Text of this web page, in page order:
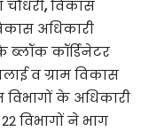
चौधरी,विकास
अधिकारी
कॉर्डिनेटर
व ग्राम विकास
विभागों के अधिकारी
विभागों ने भाग